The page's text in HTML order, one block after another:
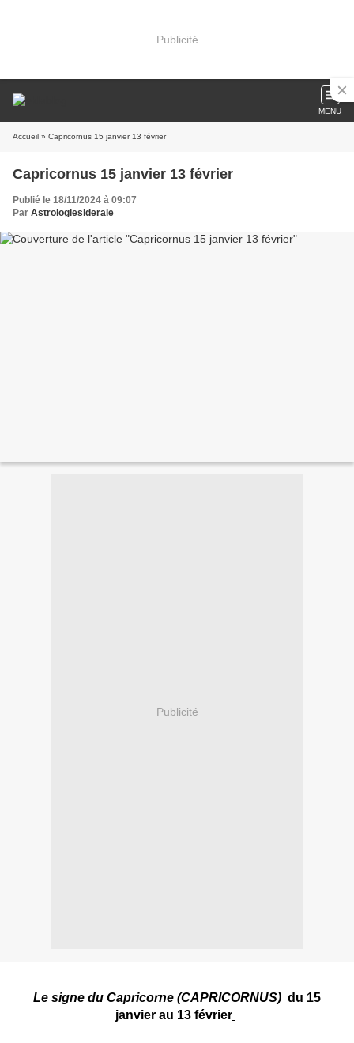
Publicité
MENU
Accueil » Capricornus 15 janvier 13 février
Capricornus 15 janvier 13 février
Publié le 18/11/2024 à 09:07
Par Astrologiesiderale
Publicité
Le signe du Capricorne (CAPRICORNUS) du 15
janvier au 13 février